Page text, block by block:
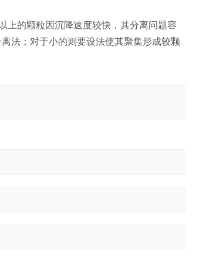
上的颗粒因沉降速度较快，其分离问题容
法；对于小的则要设法使其聚集形成较颗